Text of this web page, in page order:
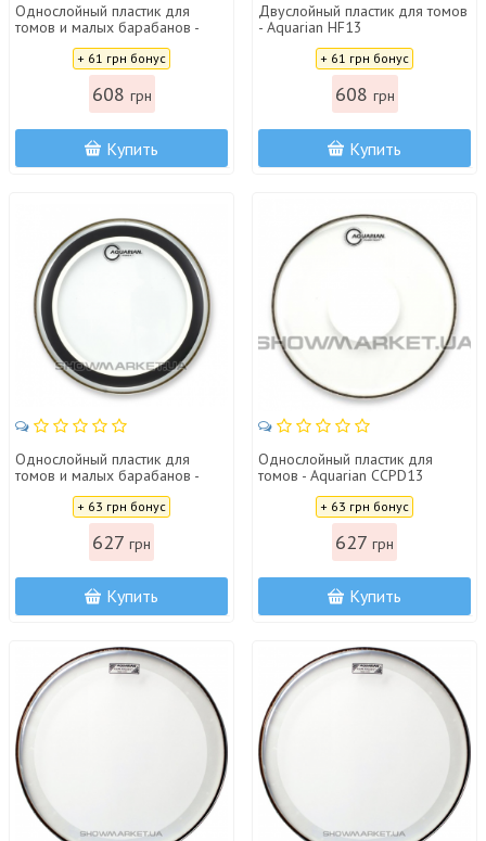
Однослойный пластик для
томов и малых барабанов -
Aquarian TC13
+ 61 грн бонус
608 грн
Купить
Двуслойный пластик для томов
- Aquarian HF13
+ 61 грн бонус
608 грн
Купить
Однослойный пластик для
томов и малых барабанов -
Aquarian SX13
+ 63 грн бонус
627 грн
Купить
Однослойный пластик для
томов - Aquarian ССPD13
+ 63 грн бонус
627 грн
Купить